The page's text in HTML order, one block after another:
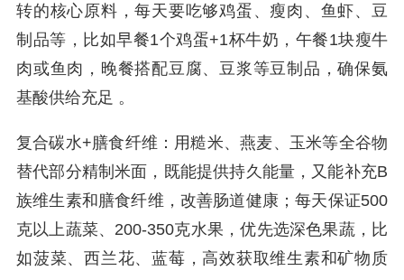
转的核心原料，每天要吃够鸡蛋、瘦肉、鱼虾、豆
制品等，比如早餐1个鸡蛋+1杯牛奶，午餐1块瘦牛
肉或鱼肉，晚餐搭配豆腐、豆浆等豆制品，确保氨
基酸供给充足 。
复合碳水+膳食纤维：用糙米、燕麦、玉米等全谷物
替代部分精制米面，既能提供持久能量，又能补充B
族维生素和膳食纤维，改善肠道健康；每天保证500
克以上蔬菜、200-350克水果，优先选深色果蔬，比
如菠菜、西兰花、蓝莓，高效获取维生素和矿物质